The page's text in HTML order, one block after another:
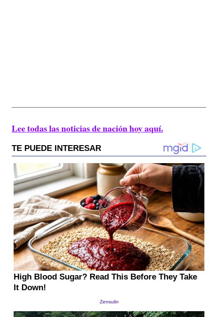
Lee todas las noticias de nación hoy aquí.